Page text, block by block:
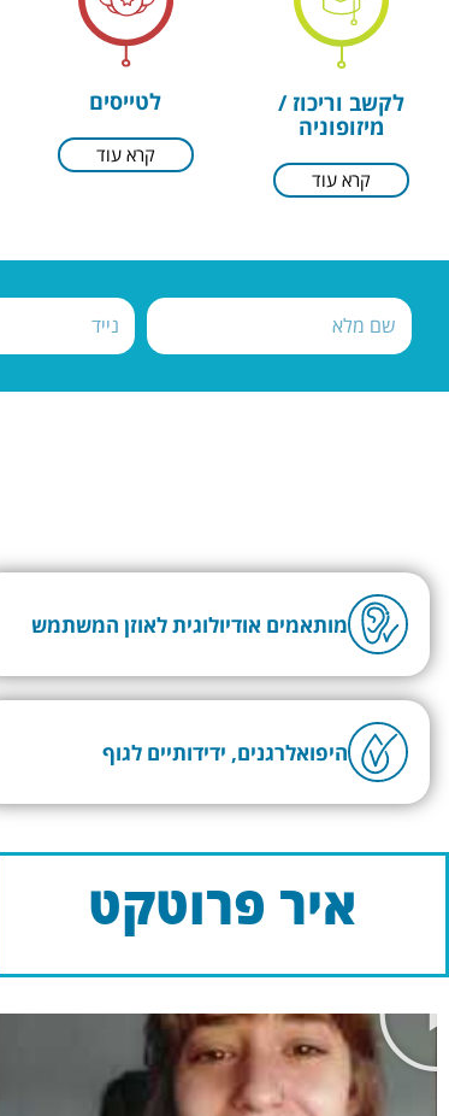
לורם איפסום דולור סיט אמט,
קונסקטורר אדיפיסינג אלית
לקשב וריכוז /
מיזופוניה
קרא עוד
לטייסים
קרא עוד
מותאמים אודיולוגית לאוזן המשתמש
היפואלרגנים, ידידותיים לגוף
איר פרוטקט